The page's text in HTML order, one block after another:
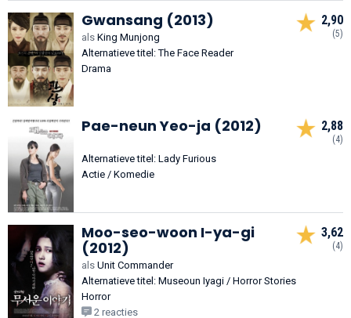
Gwansang (2013)
als King Munjong
Alternatieve titel: The Face Reader
Drama
2,90
(5)
Pae-neun Yeo-ja (2012)
Alternatieve titel: Lady Furious
Actie / Komedie
2,88
(4)
Moo-seo-woon I-ya-gi
(2012)
als Unit Commander
Alternatieve titel: Museoun Iyagi / Horror Stories
Horror
2 reacties
3,62
(4)